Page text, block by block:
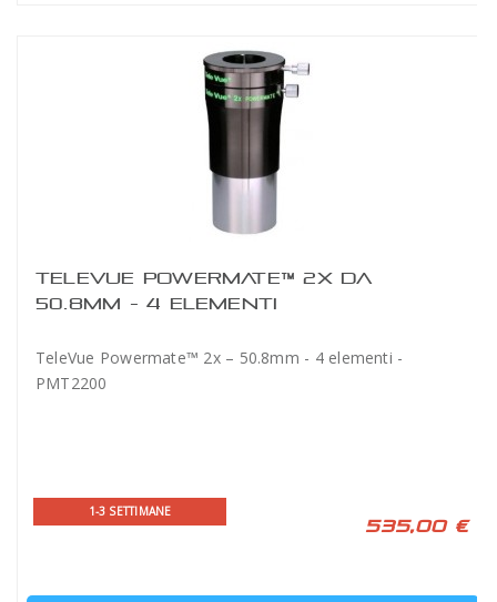
TELEVUE POWERMATE™ 2X DA
50.8MM - 4 ELEMENTI
TeleVue Powermate™ 2x – 50.8mm - 4 elementi -
PMT2200
1-3 SETTIMANE
535,00 €